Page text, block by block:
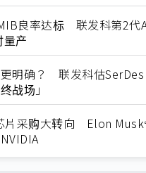
良率达标 联发科第2代
产
明确？ 联发科估SerDes
战场」
片采购大转向 Elon Musk